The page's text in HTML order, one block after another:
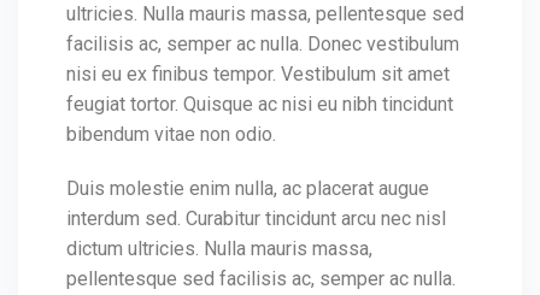
ultricies. Nulla mauris massa, pellentesque sed
facilisis ac, semper ac nulla. Donec vestibulum
nisi eu ex finibus tempor. Vestibulum sit amet
feugiat tortor. Quisque ac nisi eu nibh tincidunt
bibendum vitae non odio.
Duis molestie enim nulla, ac placerat augue
interdum sed. Curabitur tincidunt arcu nec nisl
dictum ultricies. Nulla mauris massa,
pellentesque sed facilisis ac, semper ac nulla.